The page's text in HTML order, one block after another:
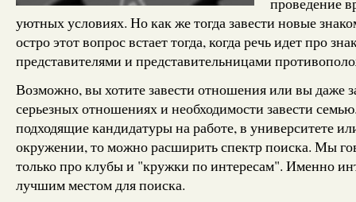
уютных условиях. Но как же тогда завести новые
остро этот вопрос встает тогда, когда речь идет про
представителями и представительницами
Возможно, вы хотите завести отношения или вы даже
серьезных отношениях и необходимости завести
подходящие кандидатуры на работе, в университете
окружении, то можно расширить спектр поиска. Мы
только про клубы и "кружки по интересам". Именно
лучшим местом для поиска.